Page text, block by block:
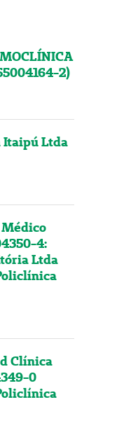
2)
Itaipú Ltda
4:
Ltda
Clínica
0